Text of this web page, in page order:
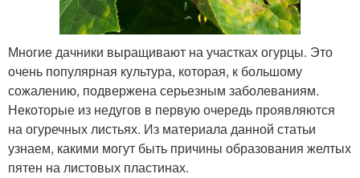
Многие дачники выращивают на участках огурцы. Это
очень популярная культура, которая, к большому
сожалению, подвержена серьезным заболеваниям.
Некоторые из недугов в первую очередь проявляются
на огуречных листьях. Из материала данной статьи
узнаем, какими могут быть причины образования желтых
пятен на листовых пластинах.